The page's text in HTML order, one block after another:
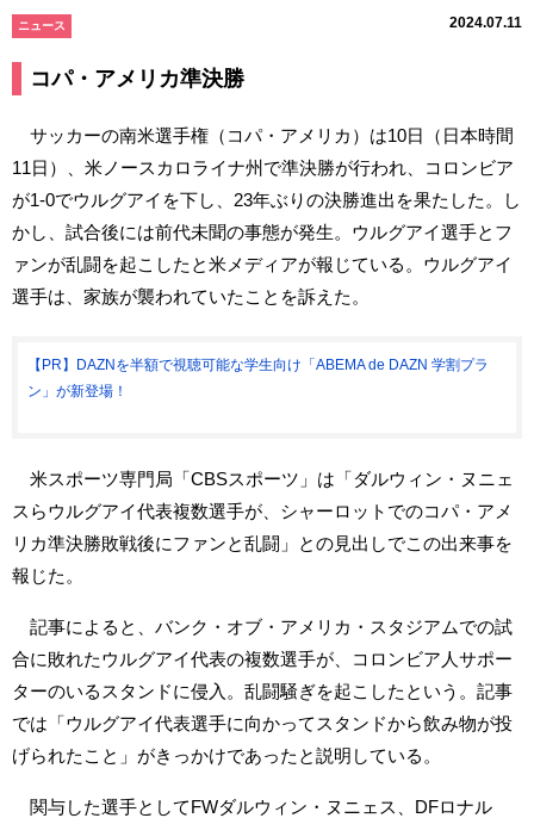
ニュース 2024.07.11
コパ・アメリカ準決勝
サッカーの南米選手権（コパ・アメリカ）は10日（日本時間
11日）、米ノースカロライナ州で準決勝が行われ、コロンビア
が1-0でウルグアイを下し、23年ぶりの決勝進出を果たした。し
かし、試合後には前代未聞の事態が発生。ウルグアイ選手とフ
ァンが乱闘を起こしたと米メディアが報じている。ウルグアイ
選手は、家族が襲われていたことを訴えた。
【PR】DAZNを半額で視聴可能な学生向け「ABEMA de DAZN 学割プラ
ン」が新登場！
米スポーツ専門局「CBSスポーツ」は「ダルウィン・ヌニェ
スらウルグアイ代表複数選手が、シャーロットでのコパ・アメ
リカ準決勝敗戦後にファンと乱闘」との見出しでこの出来事を
報じた。
記事によると、バンク・オブ・アメリカ・スタジアムでの試
合に敗れたウルグアイ代表の複数選手が、コロンビア人サポー
ターのいるスタンドに侵入。乱闘騒ぎを起こしたという。記事
では「ウルグアイ代表選手に向かってスタンドから飲み物が投
げられたこと」がきっかけであったと説明している。
関与した選手としてFWダルウィン・ヌニェス、DFロナル